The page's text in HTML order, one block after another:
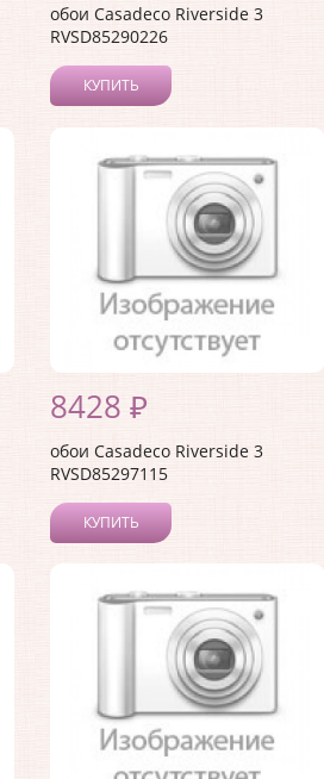
обои Casadeco Riverside 3
RVSD85290226
КУПИТЬ
8428 ₽
обои Casadeco Riverside 3
RVSD85297115
КУПИТЬ